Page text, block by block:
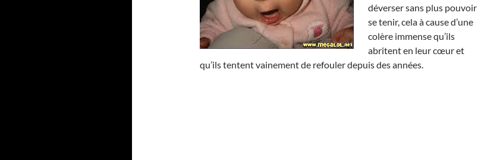
déverser sans plus pouvoir
se tenir, cela à cause d’une
colère immense qu’ils
abritent en leur cœur et
qu’ils tentent vainement de refouler depuis des années.